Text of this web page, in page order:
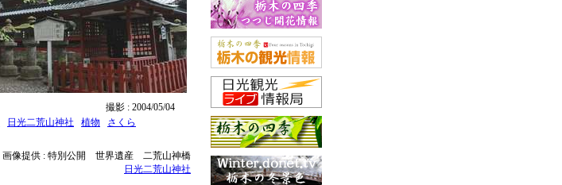
撮影 : 2004/05/04
日光二荒山神社 植物 さくら
画像提供 : 特別公開 世界遺産 二荒山神橋
日光二荒山神社